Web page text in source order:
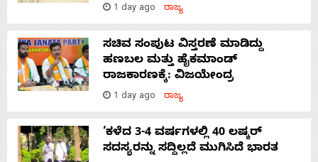
1 day ago ರಾಜ್ಯ
ಸಚಿವ ಸಂಪುಟ ವಿಸ್ತರಣೆ ಮಾಡಿದ್ದು
ಹಣಬಲ ಮತ್ತು ಹೈಕಮಾಂಡ್
ರಾಜಕಾರಣಕ್ಕೆ: ವಿಜಯೇಂದ್ರ
1 day ago ರಾಜ್ಯ
‘ಕಳೆದ 3-4 ವರ್ಷಗಳಲ್ಲಿ 40 ಲಷ್ಕರ್
ಸದಸ್ಯರನ್ನು ಸದ್ದಿಲ್ಲದೆ ಮುಗಿಸಿದೆ ಭಾರತ